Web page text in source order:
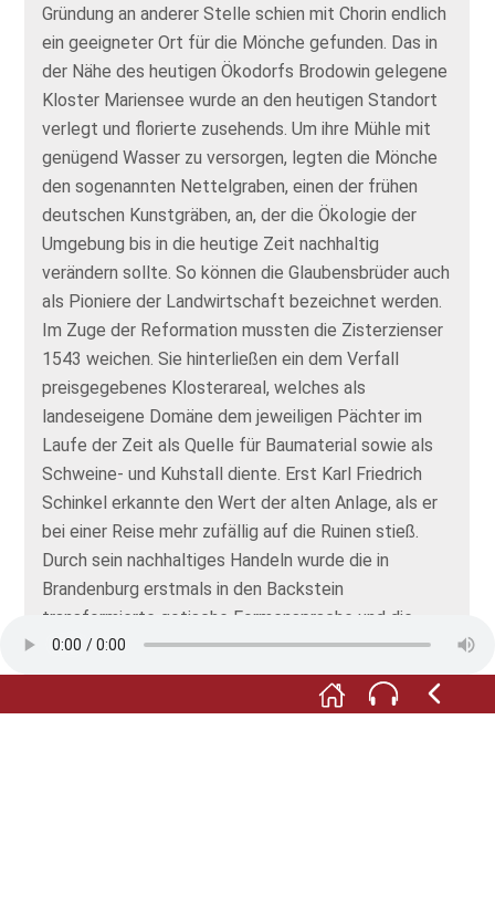
Gründung an anderer Stelle schien mit Chorin endlich
ein geeigneter Ort für die Mönche gefunden. Das in
der Nähe des heutigen Ökodorfs Brodowin gelegene
Kloster Mariensee wurde an den heutigen Standort
verlegt und florierte zusehends. Um ihre Mühle mit
genügend Wasser zu versorgen, legten die Mönche
den sogenannten Nettelgraben, einen der frühen
deutschen Kunstgräben, an, der die Ökologie der
Umgebung bis in die heutige Zeit nachhaltig
verändern sollte. So können die Glaubensbrüder auch
als Pioniere der Landwirtschaft bezeichnet werden.
Im Zuge der Reformation mussten die Zisterzienser
1543 weichen. Sie hinterließen ein dem Verfall
preisgegebenes Klosterareal, welches als
landeseigene Domäne dem jeweiligen Pächter im
Laufe der Zeit als Quelle für Baumaterial sowie als
Schweine- und Kuhstall diente. Erst Karl Friedrich
Schinkel erkannte den Wert der alten Anlage, als er
bei einer Reise mehr zufällig auf die Ruinen stieß.
Durch sein nachhaltiges Handeln wurde die in
Brandenburg erstmals in den Backstein
transformierte gotische Formensprache und die
filigrane Ornamentierung der großen Dome am
Standort Chorin gerettet. Der Architekt und
Baumeister bezeichnete Bauwerke wie das Kloster